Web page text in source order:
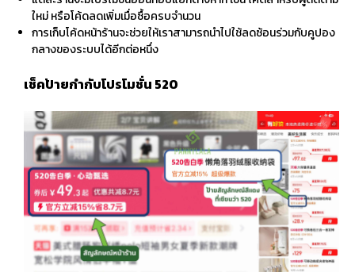
ใหม่ หรือโค้ดลดเพิ่มเมื่อซื้อครบจำนวน
การเก็บโค้ดหน้าร้านจะช่วยให้เราสามารถนำไปใช้ลดซ้อนร่วมกับคูปอง
กลางของระบบได้อีกต่อหนึ่ง
เช็คป้ายกำกับโปรโมชั่น 520